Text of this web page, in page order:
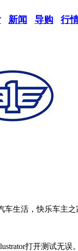
新闻 导购 行
车生活，快乐车主之
打开测试无误。